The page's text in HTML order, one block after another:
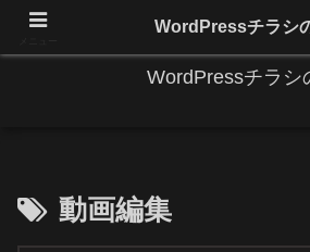
IT系に係る基礎的な情報と便利な使い
WordPressチラシ
動画編集
WordPressチラシ